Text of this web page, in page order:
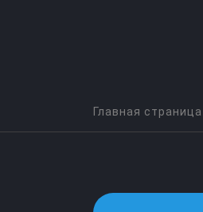
Главная страница